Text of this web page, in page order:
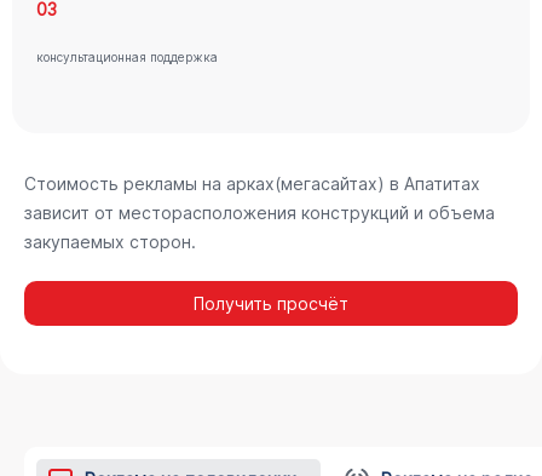
03
консультационная поддержка
Стоимость рекламы на арках(мегасайтах) в Апатитах
зависит от месторасположения конструкций и объема
закупаемых сторон.
Получить просчёт